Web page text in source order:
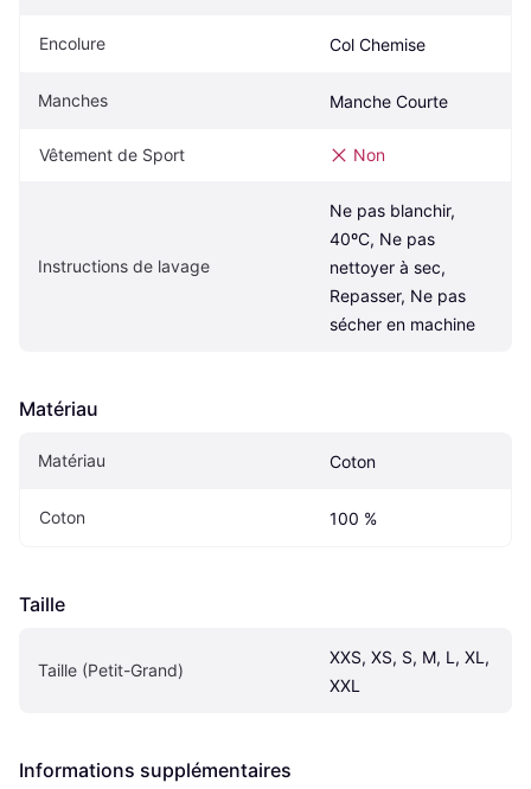
Encolure Col Chemise
Manches Manche Courte
Vêtement de Sport Non
Instructions de lavage
Ne pas blanchir,
40ºC, Ne pas
nettoyer à sec,
Repasser, Ne pas
sécher en machine
Matériau
Matériau Coton
Coton 100 %
Taille
Taille (Petit-Grand)
XXS, XS, S, M, L, XL,
XXL
Informations supplémentaires